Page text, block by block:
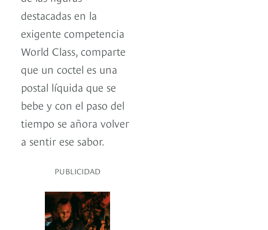
destacadas en la
exigente competencia
World Class, comparte
que un coctel es una
postal líquida que se
bebe y con el paso del
tiempo se añora volver
a sentir ese sabor.
PUBLICIDAD